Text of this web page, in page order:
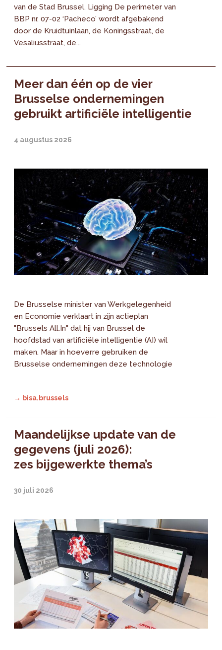
van de Stad Brussel. Ligging De perimeter van
BBP nr. 07-02 ‘Pacheco’ wordt afgebakend
door de Kruidtuinlaan, de Koningsstraat, de
Vesaliusstraat, de...
Meer dan één op de vier
Brusselse ondernemingen
gebruikt artificiële intelligentie
4 augustus 2026
De Brusselse minister van Werkgelegenheid
en Economie verklaart in zijn actieplan
"Brussels All.In" dat hij van Brussel de
hoofdstad van artificiële intelligentie (AI) wil
maken. Maar in hoeverre gebruiken de
Brusselse ondernemingen deze technologie
→ bisa.brussels
Maandelijkse update van de
gegevens (juli 2026):
zes bijgewerkte thema’s
30 juli 2026